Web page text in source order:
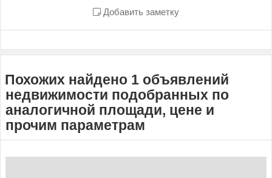
Добавить заметку
Похожих найдено 1 объявлений
недвижимости подобранных по
аналогичной площади, цене и
прочим параметрам